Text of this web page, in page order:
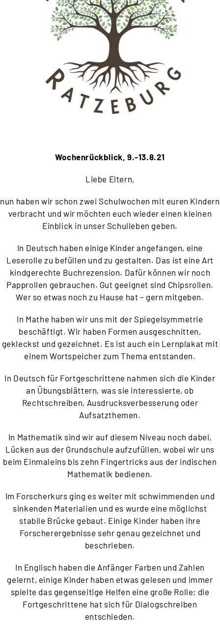
Wochenrückblick, 9.-13.8.21
Liebe Eltern,
nun haben wir schon zwei Schulwochen mit euren Kindern
verbracht und wir möchten euch wieder einen kleinen
Einblick in unser Schulleben geben.
In Deutsch haben einige Kinder angefangen, eine
Leserolle zu befüllen und zu gestalten. Das ist eine Art
kindgerechte Buchrezension. Dafür können wir noch
Papprollen gebrauchen. Gut geeignet sind Chipsrollen.
Wer so etwas noch zu Hause hat – gern mitgeben.
In Mathe haben wir uns mit der Spiegelsymmetrie
beschäftigt. Wir haben Formen ausgeschnitten,
gekleckst und gezeichnet. Es ist auch ein Lernplakat mit
einem Wortspeicher zumThema entstanden.
In Deutsch für Fortgeschrittene nahmen sich die Kinder
an Übungsblättern, was sie interessierte, ob
Rechtschreiben, Ausdrucksverbesserung oder
Aufsatzthemen.
In Mathematik sindwir auf diesem Niveau noch dabei,
Lücken aus der Grundschuleaufzufüllen, wobei wir uns
beim Einmaleins bis zehn Fingertricks aus der indischen
Mathematik bedienen.
Im Forscherkurs ging es weiter mit schwimmenden und
sinkenden Materialien und es wurde eine möglichst
stabile Brücke gebaut. Einige Kinder haben ihre
Forscherergebnisse sehr genau gezeichnet und
beschrieben.
In Englisch haben die Anfänger Farben und Zahlen
gelernt, einige Kinder haben etwas gelesen und immer
spielte das gegenseitige Helfen eine große Rolle; die
Fortgeschrittene hat sich für Dialogschreiben
entschieden.